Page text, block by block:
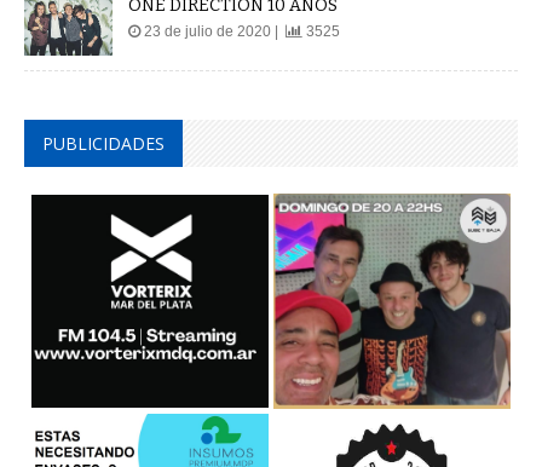
ONE DIRECTION 10 AÑOS
23 de julio de 2020 | 3525
PUBLICIDADES